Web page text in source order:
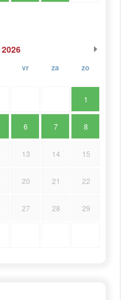
2026
vr za zo
1
6 7 8
13 14 15
20 21 22
27 28 29